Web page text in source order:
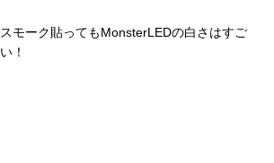
スモーク貼ってもMonsterLEDの白さはすご
い！